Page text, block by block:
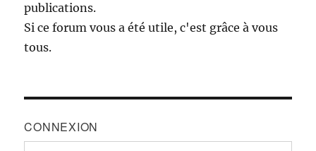
publications.
Si ce forum vous a été utile, c'est grâce à vous
tous.
CONNEXION